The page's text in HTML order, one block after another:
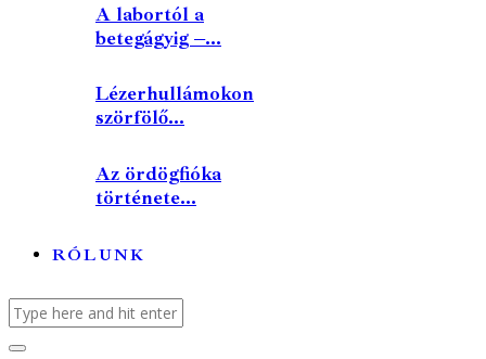
A labortól a
betegágyig –...
Lézerhullámokon
szörfölő...
Az ördögfióka
története...
RÓLUNK